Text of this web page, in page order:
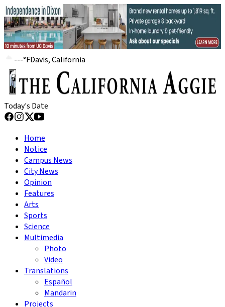
---°FDavis, California
Today's Date
Home
Notice
Campus News
City News
Opinion
Features
Arts
Sports
Science
Multimedia
Photo
Video
Translations
Español
Mandarin
Projects